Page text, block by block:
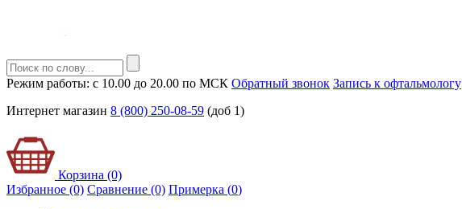
Режим работы: с 10.00 до 20.00 по МСК Обратный звонок Запись к офтальмологу
Интернет магазин 8 (800) 250-08-59 (доб 1)
Корзина (0)
Избранное (0) Сравнение (0) Примерка (0)